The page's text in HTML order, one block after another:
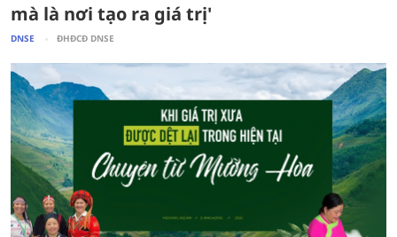
mà là nơi tạo ra giá trị'
DNSE ĐHĐCĐ DNSE